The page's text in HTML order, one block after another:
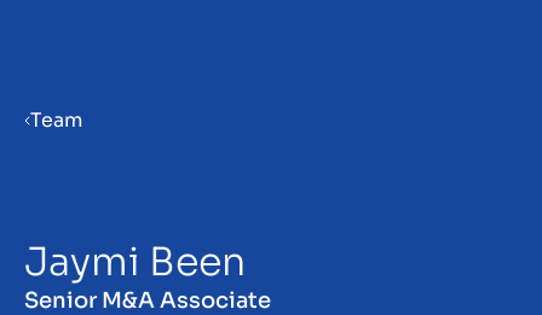
Bedrijf verkopen
Team
Jaymi Been
Senior M&A Associate